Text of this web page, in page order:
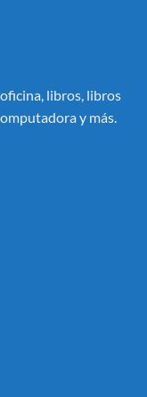
libros, libros
y más.